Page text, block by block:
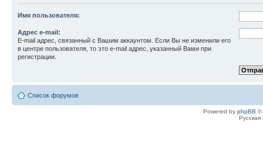
Имя пользователя:
Адрес e-mail:
E-mail адрес, связанный с Вашим аккаунтом. Если Вы не изменили его
в центре пользователя, то это e-mail адрес, указанный Вами при
регистрации.
Список форумов
Powered by phpBB ©